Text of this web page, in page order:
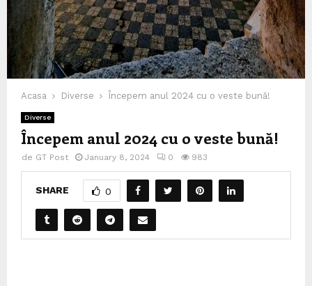
Acasa Diverse Începem anul 2024 cu o veste bună!
Diverse
Începem anul 2024 cu o veste bună!
de GT Post January 8, 2024 0 983
SHARE 0